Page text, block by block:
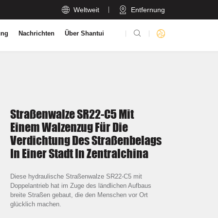
 Weltweit Entfernung

Nachrichten Über Shantui
Straßenwalze SR22-C5 Mit
Einem Walzenzug Für Die
Verdichtung Des Straßenbelags
In Einer Stadt In Zentralchina
Diese hydraulische Straßenwalze SR22-C5 mit
Doppelantrieb hat im Zuge des ländlichen Aufbaus
breite Straßen gebaut, die den Menschen vor Ort
glücklich machen.